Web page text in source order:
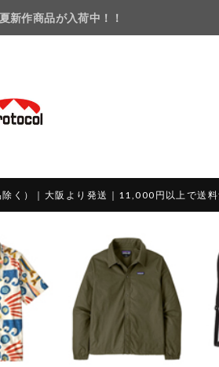
作商品が入荷中！！
く）｜大阪より発送｜11,000円以上で送